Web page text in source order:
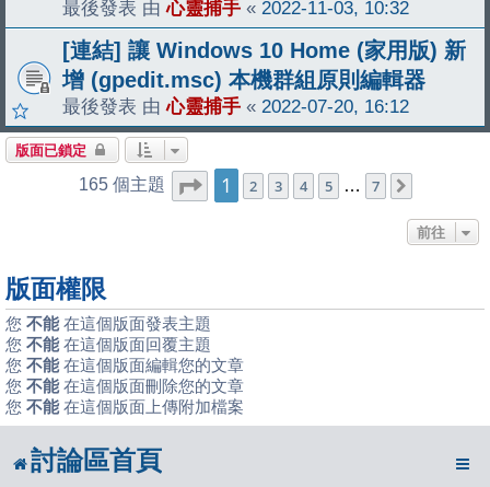
最後發表 由心靈捕手 « 2022-11-03, 10:32
[連結] 讓 Windows 10 Home (家用版) 新
增 (gpedit.msc) 本機群組原則編輯器
最後發表 由心靈捕手 « 2022-07-20, 16:12
版面已鎖定
165 個主題 第 1頁 (共 7頁)
1 2 3 4 5 … 7
前往
版面權限
您 不能在這個版面發表主題
您 不能在這個版面回覆主題
您 不能在這個版面編輯您的文章
您 不能在這個版面刪除您的文章
您 不能在這個版面上傳附加檔案
討論區首頁